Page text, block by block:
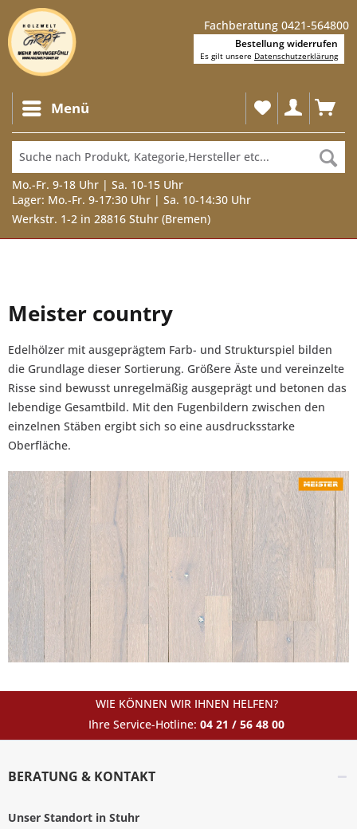
Fachberatung 0421-564800
Menü
Mo.-Fr. 9-18 Uhr | Sa. 10-15 Uhr
Lager: Mo.-Fr. 9-17:30 Uhr | Sa. 10-14:30 Uhr
Werkstr. 1-2 in 28816 Stuhr (Bremen)
Meister country
Edelhölzer mit ausgeprägtem Farb- und Strukturspiel bilden
die Grundlage dieser Sortierung. Größere Äste und vereinzelte
Risse sind bewusst unregelmäßig ausgeprägt und betonen das
lebendige Gesamtbild. Mit den Fugenbildern zwischen den
einzelnen Stäben ergibt sich so eine ausdrucksstarke
Oberfläche.
WIE KÖNNEN WIR IHNEN HELFEN?
Ihre Service-Hotline: 04 21 / 56 48 00
BERATUNG & KONTAKT
Unser Standort in Stuhr
Bestellung widerrufen
Es gilt unsere Datenschutzerklärung